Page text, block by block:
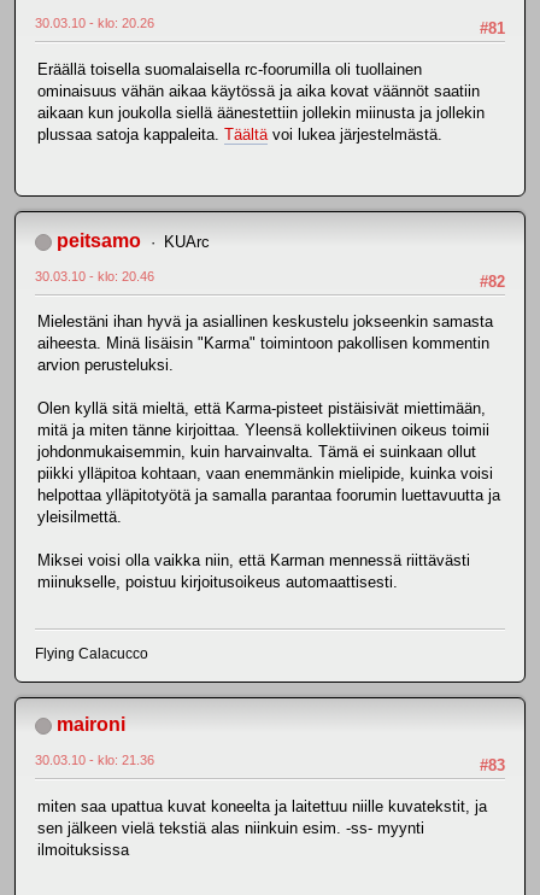
#81
30.03.10 - klo: 20.26
Eräällä toisella suomalaisella rc-foorumilla oli tuollainen
ominaisuus vähän aikaa käytössä ja aika kovat väännöt saatiin
aikaan kun joukolla siellä äänestettiin jollekin miinusta ja jollekin
plussaa satoja kappaleita. Täältä voi lukea järjestelmästä.
peitsamo KUArc
#82
30.03.10 - klo: 20.46
Mielestäni ihan hyvä ja asiallinen keskustelu jokseenkin samasta
aiheesta. Minä lisäisin "Karma" toimintoon pakollisen kommentin
arvion perusteluksi.
Olen kyllä sitä mieltä, että Karma-pisteet pistäisivät miettimään,
mitä ja miten tänne kirjoittaa. Yleensä kollektiivinen oikeus toimii
johdonmukaisemmin, kuin harvainvalta. Tämä ei suinkaan ollut
piikki ylläpitoa kohtaan, vaan enemmänkin mielipide, kuinka voisi
helpottaa ylläpitotyötä ja samalla parantaa foorumin luettavuutta ja
yleisilmettä.
Miksei voisi olla vaikka niin, että Karman mennessä riittävästi
miinukselle, poistuu kirjoitusoikeus automaattisesti.
Flying Calacucco
maironi
#83
30.03.10 - klo: 21.36
miten saa upattua kuvat koneelta ja laitettuu niille kuvatekstit, ja
sen jälkeen vielä tekstiä alas niinkuin esim. -ss- myynti
ilmoituksissa